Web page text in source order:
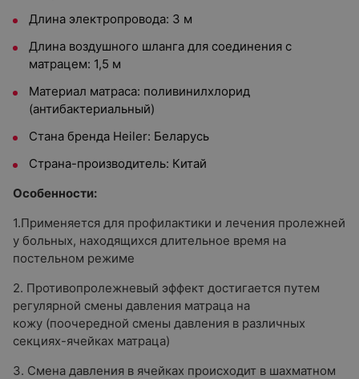
Длина электропровода: 3 м
Длина воздушного шланга для соединения с
матрацем: 1,5 м
Материал матраса: поливинилхлорид
(антибактериальный)
Стана бренда Heiler: Беларусь
Страна-производитель: Китай
Особенности:
1.Применяется для профилактики и лечения пролежней
у больных, находящихся длительное время на
постельном режиме
2. Противопролежневый эффект достигается путем
регулярной смены давления матраца на
кожу (поочередной смены давления в различных
секциях-ячейках матраца)
3. Смена давления в ячейках происходит в шахматном